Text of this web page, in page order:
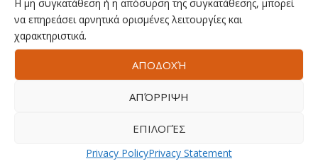
Η μη συγκατάθεση ή η απόσυρση της συγκατάθεσης, μπορεί
να επηρεάσει αρνητικά ορισμένες λειτουργίες και
χαρακτηριστικά.
ΑΠΟΔΟΧΉ
ΑΠΌΡΡΙΨΗ
ΕΠΙΛΟΓΈΣ
Privacy PolicyPrivacy Statement